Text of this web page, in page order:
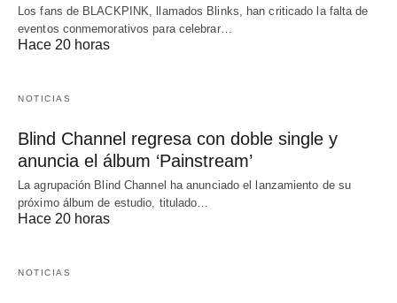
Los fans de BLACKPINK, llamados Blinks, han criticado la falta de
eventos conmemorativos para celebrar…
Hace 20 horas
NOTICIAS
Blind Channel regresa con doble single y
anuncia el álbum ‘Painstream’
La agrupación Blind Channel ha anunciado el lanzamiento de su
próximo álbum de estudio, titulado…
Hace 20 horas
NOTICIAS